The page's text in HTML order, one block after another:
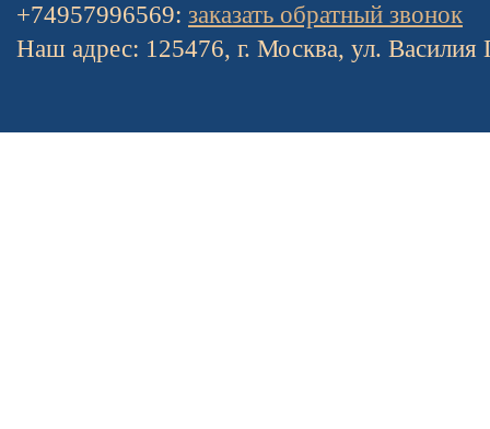
+74957996569: заказать обратный звонок
Наш адрес: 125476, г. Москва, ул. Василия